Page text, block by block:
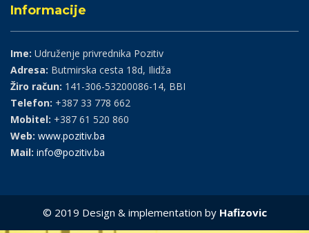
Informacije
Ime: Udruženje privrednika Pozitiv
Adresa: Butmirska cesta 18d, Ilidža
Žiro račun: 141-306-53200086-14, BBI
Telefon: +387 33 778 662
Mobitel: +387 61 520 860
Web: www.pozitiv.ba
Mail: info@pozitiv.ba
© 2019 Design & implementation by Hafizovic